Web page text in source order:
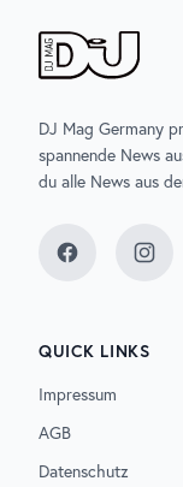
DJ Mag Germany
spannende News
du alle News aus
Facebook
QUICK LINKS
Impressum
AGB
Datenschutz